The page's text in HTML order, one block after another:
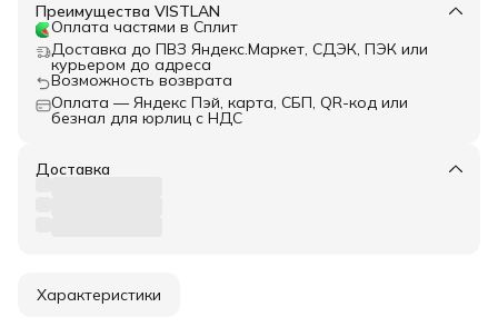
Преимущества VISTLAN
Оплата частями в Сплит
Доставка до ПВЗ Яндекс.Маркет, СДЭК, ПЭК или
курьером до адреса
Возможность возврата
Оплата — Яндекс Пэй, карта, СБП, QR-код или
безнал для юрлиц с НДС
Доставка
Характеристики